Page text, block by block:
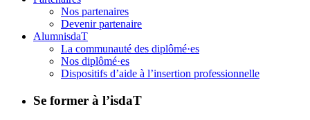
Nos partenaires
Devenir partenaire
AlumnisdaT
La communauté des diplômé·es
Nos diplômé·es
Dispositifs d’aide à l’insertion professionnelle
Se former à l’isdaT